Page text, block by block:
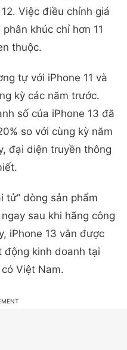
Việc điều chỉnh giá
khúc chỉ hơn 11
thuộc.
tự với iPhone 11 và
kỳ các năm trước.
số của iPhone 13 đã
so với cùng kỳ năm
đại diện truyền thông
tử” dòng sản phẩm
sau khi hãng công
iPhone 13 vẫn được
động kinh doanh tại
Việt Nam.